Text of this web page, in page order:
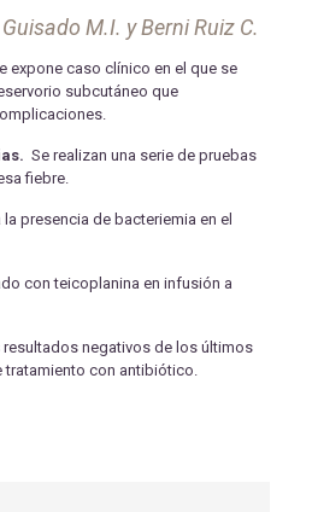
M.I. y Berni Ruiz C.
expone caso clínico en el que se
subcutáneo que
Se realizan una serie de pruebas
fiebre.
presencia de bacteriemia en el
con teicoplanina en infusión a
resultados negativos de los últimos
tratamiento con antibiótico.